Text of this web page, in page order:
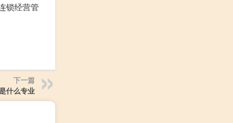
锁经营管
下一篇
什么专业